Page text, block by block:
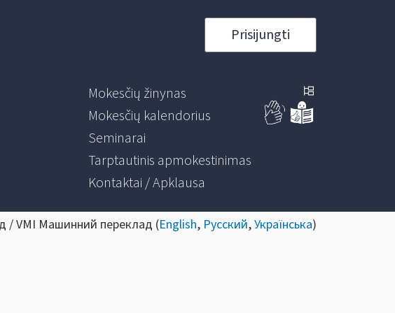
Prisijungti
Mokesčių žinynas
Mokesčių kalendorius
Seminarai
Tarptautinis apmokestinimas
Kontaktai / Apklausa
/ VMI Машинний переклад (English, Русский,Українська)